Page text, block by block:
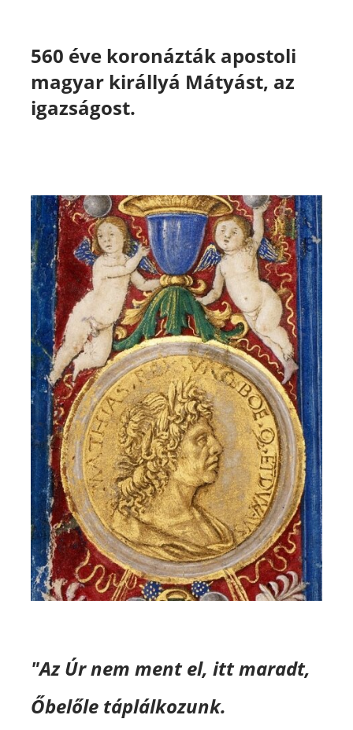
560 éve koronázták apostoli
magyar királlyá Mátyást, az
igazságost.
"Az Úr nem ment el, itt maradt,
Őbelőle táplálkozunk.